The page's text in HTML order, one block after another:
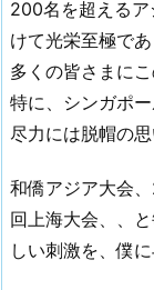
200名を超える
けて光栄至極であ
多くの皆さまに
特に、シンガポ
尽力には脱帽の思
和僑アジア大会
回上海大会、、
しい刺激を、僕